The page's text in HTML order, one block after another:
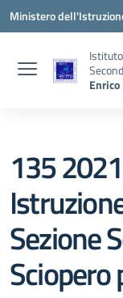
Vai ai contenuti
Vai al menu di
Vai al footer
Ministero
135
Sezione